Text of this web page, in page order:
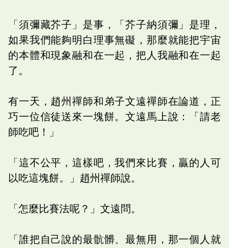
「須彌藏芥子」是事，「芥子納須彌」是理，
如果我們能夠明白理事無礙，那麼就能把宇宙
的本體和現象融和在一起，把人我融和在一起
了。
有一天，趙州禪師和弟子文遠禪師在論道，正
巧一位信徒送來一塊餅。文遠馬上說：「請老
師吃吧！」
「這不公平，這樣吧，我們來比賽，贏的人可
以吃這塊餅。」趙州禪師說。
「怎麼比賽法呢？」文遠問。
「誰把自己說的最骯髒、最無用，那一個人就